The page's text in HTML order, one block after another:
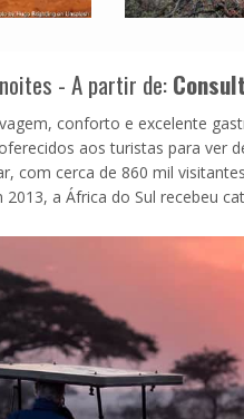
- A partir de:
conforto e excelente
aos turistas para ver
com cerca de 860 mil
a África do Sul recebeu